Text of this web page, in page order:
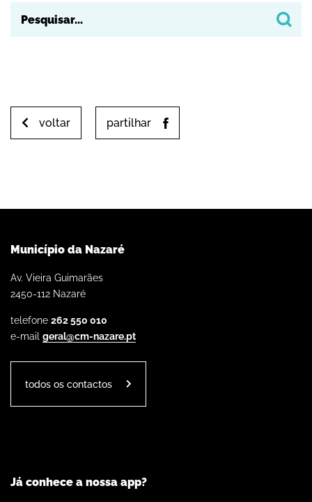
voltar partilhar
Município da Nazaré
Av. Vieira Guimarães
2450-112 Nazaré
telefone 262 550 010
e-mail geral@cm-nazare.pt
todos os contactos
Já conhece a nossa app?